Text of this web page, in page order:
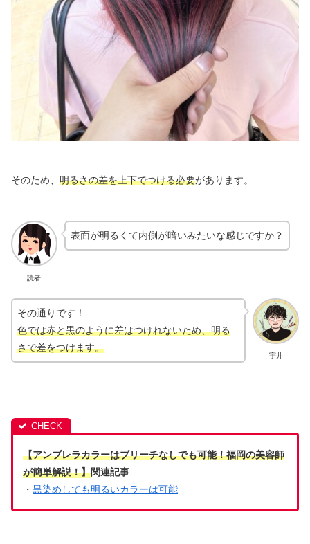
そのため、 明るさの差を上下でつける必要があります。
読者
表面が明るくて内側が暗いみたいな感じですか？
宇井
その通りです！
色では赤と黒のように差はつけれないため、明る
さで差をつけます。
【アンブレラカラーはブリーチなしでも可能！福岡の美容師
が簡単解説！】関連記事
・ 黒染めしても明るいカラーは可能